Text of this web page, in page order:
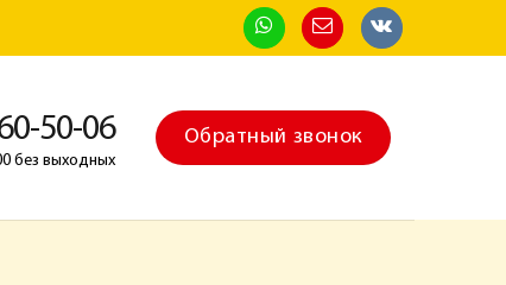
50-06
без выходных
Обратный звонок